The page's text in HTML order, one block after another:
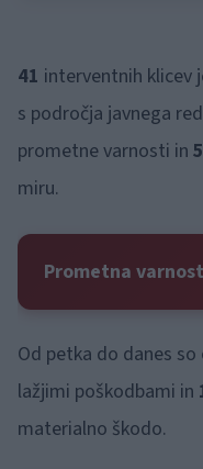
41 interventnih klicev
s področja javnega
prometne varnosti in
miru.
Prometna varnost
Od petka do danes so
lažjimi poškodbami in
materialno škodo.